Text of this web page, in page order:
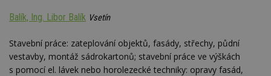
Balík, Ing. Libor Balík Vsetín
Stavební práce: zateplování objektů, fasády, střechy, půdní
vestavby, montáž sádrokartonů; stavební práce ve výškách
s pomocí el. lávek nebo horolezecké techniky: opravy fasád,